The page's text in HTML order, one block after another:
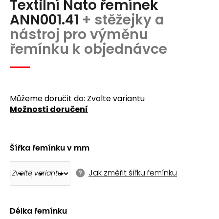
produktu
je
0,0
z
5
hvězdiček.
Textilní Nato řemínek
ANN001.41 + stěžejky a
nástroj pro výměnu
řemínku k objednávce
Délka řemínku
Šířka řemínku v mm
Jak změřit šířku řemínku
Můžeme doručit do: Zvolte variantu
Možnosti doručení
a
j
í
t
?
D
o
p
o
u